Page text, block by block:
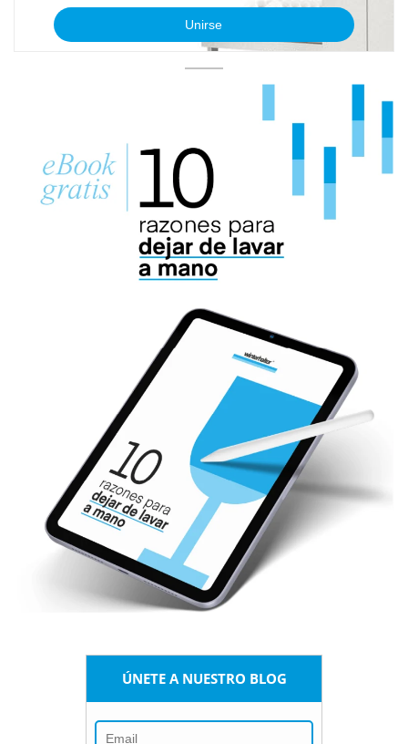
ÚNETE A NUESTRO BLOG